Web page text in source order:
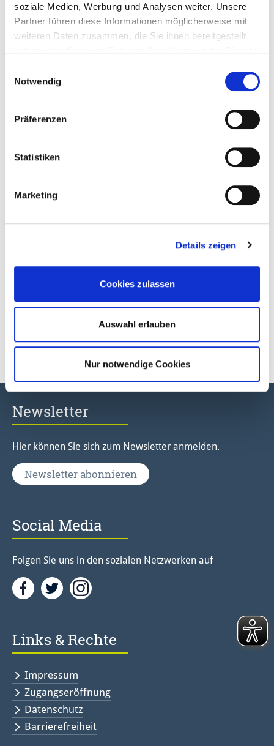
soziale Medien, Werbung und Analysen weiter. Unsere
Partner führen diese Informationen möglicherweise mit
weiteren Daten zusammen, die Sie ihnen bereitgestellt
Notwendig
Präferenzen
Statistiken
Marketing
Details zeigen
Cookies zulassen
Auswahl erlauben
Nur notwendige Cookies
Gesundheitsregion Hameln-Pyrmont.
Informationen zum Veranstalter
Deisterallee 1
Tel. 05151 957821
Bildergalerie
geht's zu den Pressebildern rund um die Klima-
Kiste
Newsletter
Hier können Sie sich zum Newsletter anmelden.
Newsletter abonnieren
Social Media
Folgen Sie uns in den sozialen Netzwerken auf
FacebookTwitter<
Links & Rechte
Impressum
Zugangseröffnung
Datenschutz
Barrierefreiheit